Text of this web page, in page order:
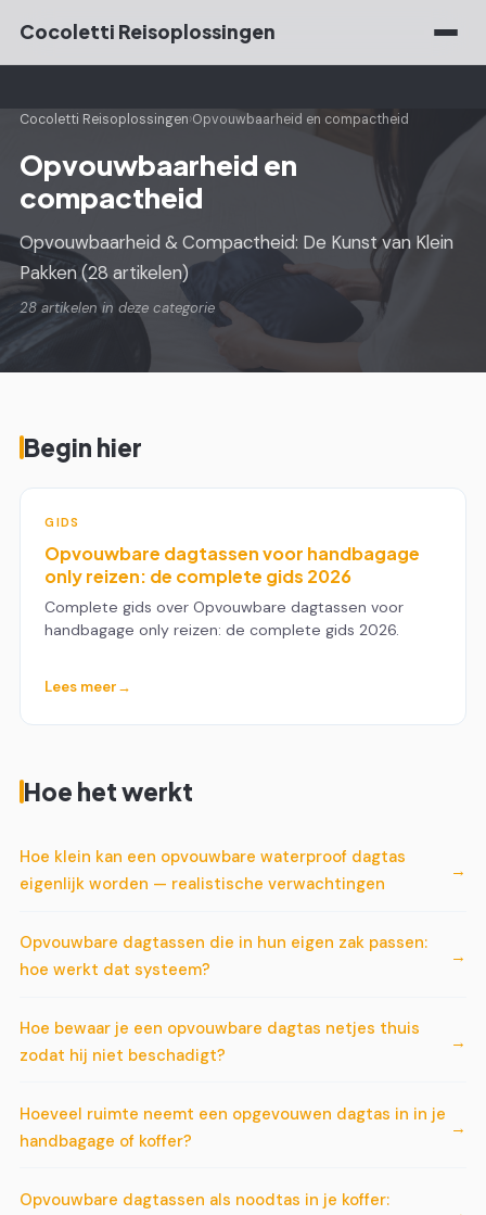
Cocoletti Reisoplossingen
Cocoletti Reisoplossingen›Opvouwbaarheid en compactheid
Opvouwbaarheid en
compactheid
Opvouwbaarheid & Compactheid: De Kunst van Klein
Pakken (28 artikelen)
28 artikelen in deze categorie
Begin hier
GIDS
Opvouwbare dagtassen voor handbagage
only reizen: de complete gids 2026
Complete gids over Opvouwbare dagtassen voor
handbagage only reizen: de complete gids 2026.
Lees meer
Hoe het werkt
Hoe klein kan een opvouwbare waterproof dagtas
eigenlijk worden — realistische verwachtingen
Opvouwbare dagtassen die in hun eigen zak passen:
hoe werkt dat systeem?
Hoe bewaar je een opvouwbare dagtas netjes thuis
zodat hij niet beschadigt?
Hoeveel ruimte neemt een opgevouwen dagtas in in je
handbagage of koffer?
Opvouwbare dagtassen als noodtas in je koffer: